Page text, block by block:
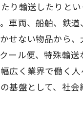
り輸送したりと
車両、船舶、鉄
せない物品から
ール便、特殊輸
広く業界で働く
盤として、社会